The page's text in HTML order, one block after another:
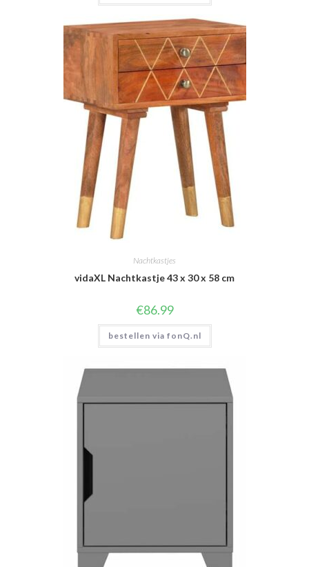
Nachtkastjes
vidaXL Nachtkastje 43 x 30 x 58 cm
€86.99
bestellen via fonQ.nl